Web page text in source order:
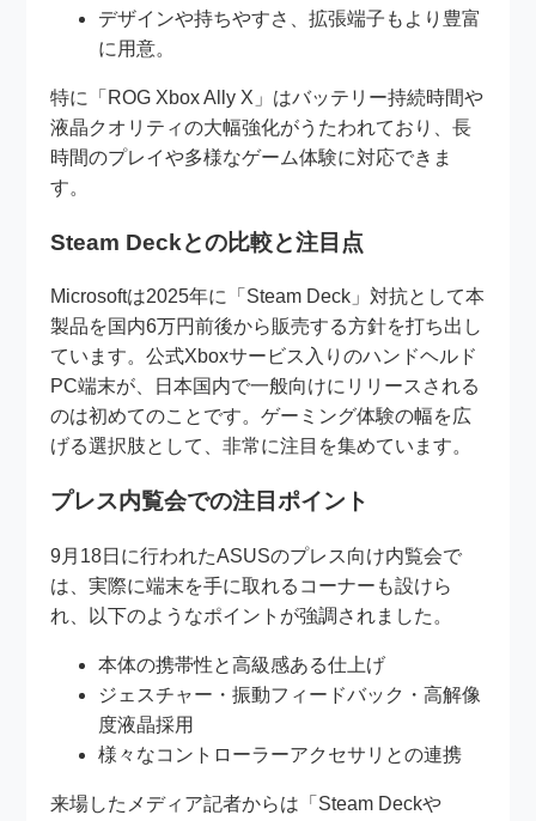
デザインや持ちやすさ、拡張端子もより豊富
に用意。
特に「ROG Xbox Ally X」はバッテリー持続時間や
液晶クオリティの大幅強化がうたわれており、長
時間のプレイや多様なゲーム体験に対応できま
す。
Steam Deckとの比較と注目点
Microsoftは2025年に「Steam Deck」対抗として本
製品を国内6万円前後から販売する方針を打ち出し
ています。公式Xboxサービス入りのハンドヘルド
PC端末が、日本国内で一般向けにリリースされる
のは初めてのことです。ゲーミング体験の幅を広
げる選択肢として、非常に注目を集めています。
プレス内覧会での注目ポイント
9月18日に行われたASUSのプレス向け内覧会で
は、実際に端末を手に取れるコーナーも設けら
れ、以下のようなポイントが強調されました。
本体の携帯性と高級感ある仕上げ
ジェスチャー・振動フィードバック・高解像
度液晶採用
様々なコントローラーアクセサリとの連携
来場したメディア記者からは「Steam Deckや